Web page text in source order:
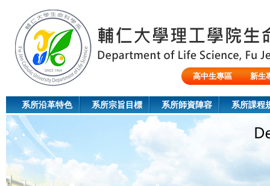
高中生專區
新生
系所沿革特色 系所宗旨目標 系所師資陣容 系所課程